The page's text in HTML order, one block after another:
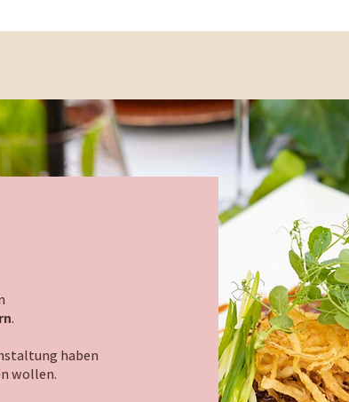
.
haben
wollen.